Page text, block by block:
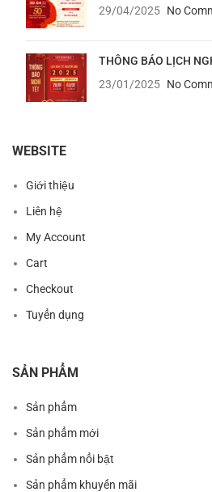
29/04/2025 No
THÔNG BÁO LỊCH
23/01/2025 No
WEBSITE
Giới thiệu
Liên hệ
My Account
Cart
Checkout
Tuyển dụng
SẢN PHẨM
Sản phẩm
Sản phẩm mới
Sản phẩm nổi bật
Sản phẩm khuyến mãi